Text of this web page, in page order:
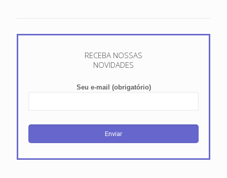
RECEBA NOSSAS
NOVIDADES
Seu e-mail (obrigatório)